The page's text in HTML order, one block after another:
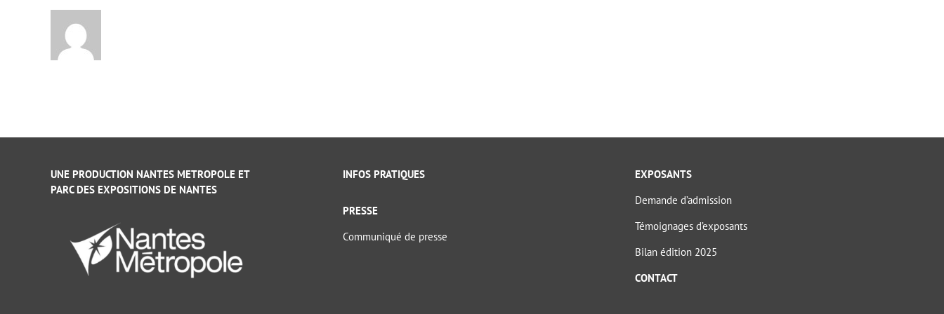
UNE PRODUCTION NANTES METROPOLE ET
PARC DES EXPOSITIONS DE NANTES
INFOS PRATIQUES
PRESSE
Communiqué de presse
EXPOSANTS
Demande d’admission
Témoignages d’exposants
Bilan édition 2025
CONTACT